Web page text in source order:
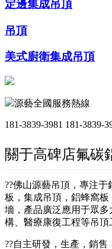
定邊集成吊頂
吊頂
美式廚衛集成吊頂
源藝全國服務熱線
181-3839-3981 181-3839-
關于高碑店氟碳
??佛山源藝吊頂，專注
板，集成吊頂，鋁蜂窩
墻，產品廣泛應用于眾
構、醫療康復工程等吊頂
??自主研發，生產，銷